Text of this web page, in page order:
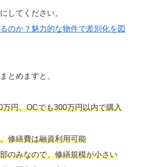
してください。
のか？魅力的な物件で差別化を図
とめますと、
円、OCでも300万円以内で購入
修繕費は融資利用可能
のみなので、修繕規模が小さい